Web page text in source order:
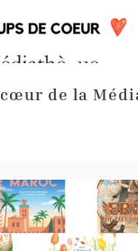
de la